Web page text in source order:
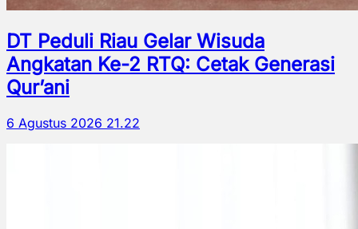
DT Peduli Riau Gelar Wisuda
Angkatan Ke-2 RTQ: Cetak Generasi
Qur’ani
6 Agustus 2026 21.22